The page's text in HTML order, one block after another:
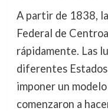
A partir de 1838,
Federal de
rápidamente. Las
diferentes
imponer un
comenzaron a